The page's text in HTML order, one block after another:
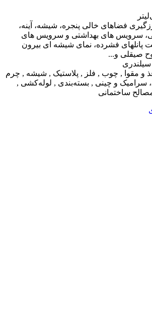
فضاهای خالی پنجره، شیشه، آینه،
سرویس های بهداشتی و سرویس های
پانلهای فشرده، نمای شیشه ای بیرون
صیقلی و...
سیلندری
و مقوا , چوب , فلز , پلاستیک , شیشه , چرم
سرامیک و چینی , بسته‌بندی , لوله‌کشی ,
ساختمانی